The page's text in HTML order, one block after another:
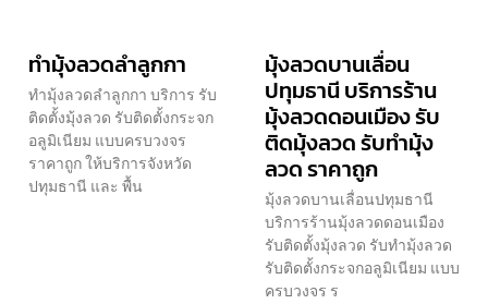
ทำมุ้งลวดลำลูกกา
ทำมุ้งลวดลำลูกกา บริการ รับ
ติดตั้งมุ้งลวด รับติดตั้งกระจก
อลูมิเนียม แบบครบวงจร
ราคาถูก ให้บริการจังหวัด
ปทุมธานี และ พื้น
มุ้งลวดบานเลื่อน
ปทุมธานี บริการร้าน
มุ้งลวดดอนเมือง รับ
ติดมุ้งลวด รับทำมุ้ง
ลวด ราคาถูก
มุ้งลวดบานเลื่อนปทุมธานี
บริการร้านมุ้งลวดดอนเมือง
รับติดตั้งมุ้งลวด รับทำมุ้งลวด
รับติดตั้งกระจกอลูมิเนียม แบบ
ครบวงจร ร